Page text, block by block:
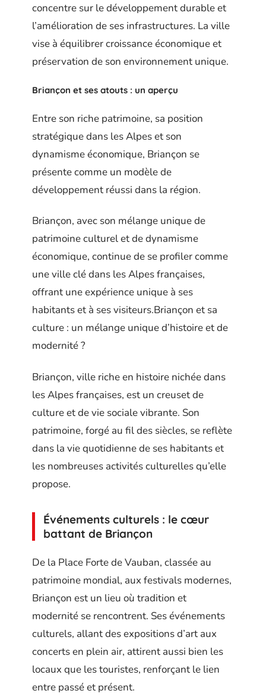
concentre sur le développement durable et
l’amélioration de ses infrastructures. La ville
vise à équilibrer croissance économique et
préservation de son environnement unique.
Briançon et ses atouts : un aperçu
Entre son riche patrimoine, sa position
stratégique dans les Alpes et son
dynamisme économique, Briançon se
présente comme un modèle de
développement réussi dans la région.
Briançon, avec son mélange unique de
patrimoine culturel et de dynamisme
économique, continue de se profiler comme
une ville clé dans les Alpes françaises,
offrant une expérience unique à ses
habitants et à ses visiteurs.Briançon et sa
culture : un mélange unique d’histoire et de
modernité ?
Briançon, ville riche en histoire nichée dans
les Alpes françaises, est un creuset de
culture et de vie sociale vibrante. Son
patrimoine, forgé au fil des siècles, se reflète
dans la vie quotidienne de ses habitants et
les nombreuses activités culturelles qu’elle
propose.
Événements culturels : le cœur
battant de Briançon
De la Place Forte de Vauban, classée au
patrimoine mondial, aux festivals modernes,
Briançon est un lieu où tradition et
modernité se rencontrent. Ses événements
culturels, allant des expositions d’art aux
concerts en plein air, attirent aussi bien les
locaux que les touristes, renforçant le lien
entre passé et présent.